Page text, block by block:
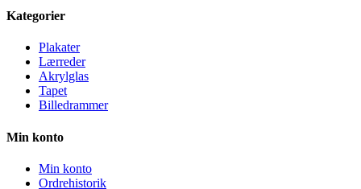
Kategorier
Plakater
Lærreder
Akrylglas
Tapet
Billedrammer
Min konto
Min konto
Ordrehistorik